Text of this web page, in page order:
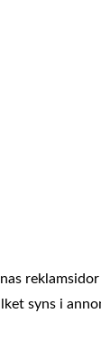
syns i